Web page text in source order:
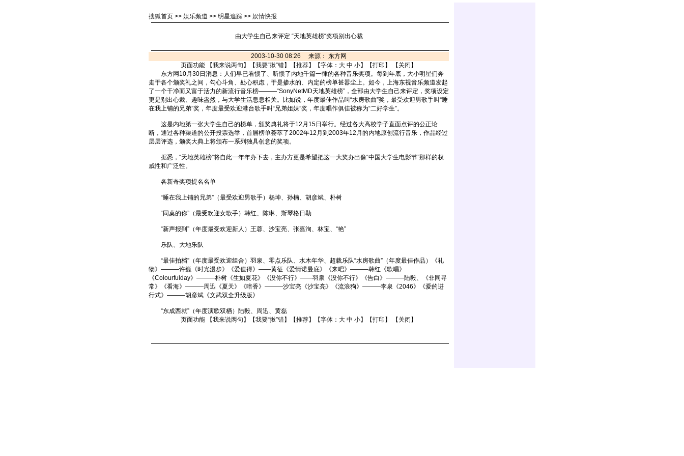
搜狐首页 >> 娱乐频道 >> 明星追踪 >> 娱情快报
由大学生自己来评定 “天地英雄榜“奖项别出心裁
2003-10-30 08:26 来源： 东方网
页面功能 【我来说两句 】【我要“揪”错】【推荐】【字体： 大 中 小】【打印 】 【 关闭 】
东方网10月30日消息：人们早已看惯了、听惯了内地千篇一律的各种音乐奖项。每到年底，大小明星们奔
走于各个颁奖礼之间，勾心斗角、处心积虑，于是掺水的、内定的榜单甚嚣尘上。如今，上海东视音乐频道发起
了一个干净而又富于活力的新流行音乐榜———“SonyNetMD天地英雄榜”，全部由大学生自己来评定，奖项设定
更是别出心裁、趣味盎然，与大学生活息息相关。比如说，年度最佳作品叫“水房歌曲”奖，最受欢迎男歌手叫“睡
在我上铺的兄弟”奖，年度最受欢迎港台歌手叫“兄弟姐妹”奖，年度唱作俱佳被称为“二好学生”。
这是内地第一张大学生自己的榜单，颁奖典礼将于12月15日举行。经过各大高校学子直面点评的公正论
断，通过各种渠道的公开投票选举，首届榜单荟萃了2002年12月到2003年12月的内地原创流行音乐，作品经过
层层评选，颁奖大典上将颁布一系列独具创意的奖项。
据悉，“天地英雄榜”将自此一年年办下去，主办方更是希望把这一大奖办出像“中国大学生电影节”那样的权
威性和广泛性。
各新奇奖项提名名单
“睡在我上铺的兄弟”（最受欢迎男歌手）杨坤、孙楠、胡彦斌、朴树
“同桌的你”（最受欢迎女歌手）韩红、陈琳、斯琴格日勒
“新声报到”（年度最受欢迎新人）王蓉、沙宝亮、张嘉洵、林宝、“艳”
乐队、大地乐队
“最佳拍档”（年度最受欢迎组合）羽泉、零点乐队、水木年华、超载乐队“水房歌曲”（年度最佳作品）《礼
物》———许巍《时光漫步》《爱值得》——黄征《爱情诺曼底》《来吧》———韩红《歌唱》
《Colourfulday》———朴树《生如夏花》《没你不行》——羽泉《没你不行》《告白》———陆毅、《非同寻
常》《看海》———周迅《夏天》《暗香》———沙宝亮《沙宝亮》《流浪狗》———李泉《2046》《爱的进
行式》———胡彦斌《文武双全升级版》
“东成西就”（年度演歌双栖）陆毅、周迅、黄磊
页面功能 【我来说两句 】【我要“揪”错】【推荐】【字体： 大 中 小】【打印 】 【 关闭 】